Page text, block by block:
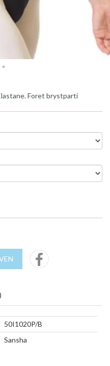
Foret brystparti
)
50I1020P/B
Sansha